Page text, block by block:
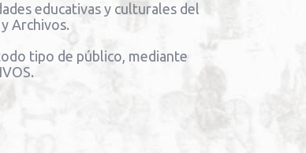
educativas y culturales del
Archivos.
tipo de público, mediante